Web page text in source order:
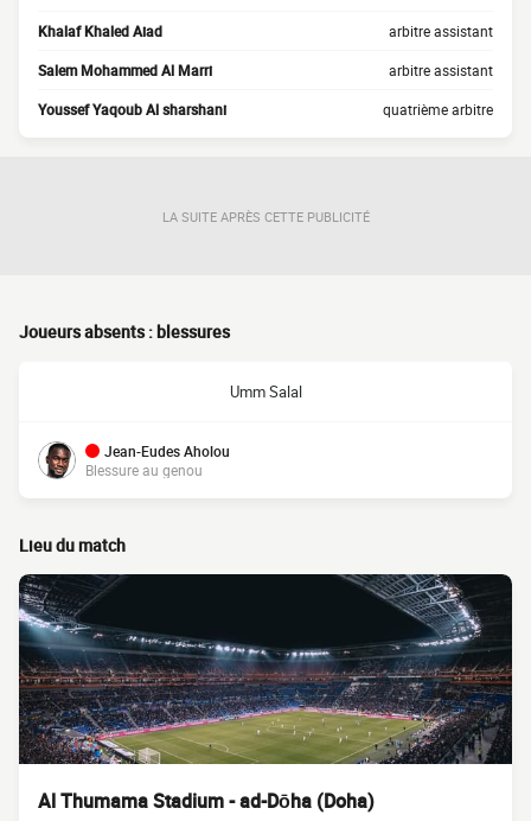
Khalaf Khaled Aiad arbitre assistant
Salem Mohammed Al Marri arbitre assistant
Youssef Yaqoub Al sharshani quatrième arbitre
LA SUITE APRÈS CETTE PUBLICITÉ
Joueurs absents : blessures
Umm Salal
Jean-Eudes Aholou
Blessure au genou
Lieu du match
Al Thumama Stadium - ad-Dōha (Doha)